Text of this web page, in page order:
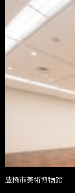
豊橋市美術博物館